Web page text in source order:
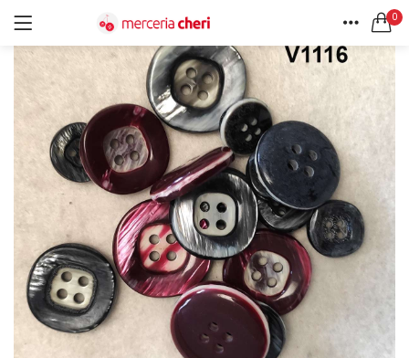
0
HOME
ACCOUNT
ACCEDI REGISTRATI
Ricordami
Password dimenticata?
CERCA IN:
Tutte le categorie
Accessori Design (56)
Accessori merceria (94)
Cesti portalavoro (8)
Aghi e spilli (24)
Applicazioni (26)
Borse (6)
Bottoni Vintage (204)
Lotti di Bottoni vintage (27)
Bottoni/alamari/automatici (46)
Alamari (5)